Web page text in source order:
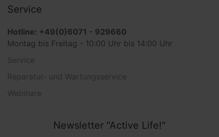
Service
Hotline: +49(0)6071 - 929660
Montag bis Freitag - 10:00 Uhr bis 14:00 Uhr
Service
Reparatur- und Wartungsservice
Webinare
Newsletter "Active Life!"